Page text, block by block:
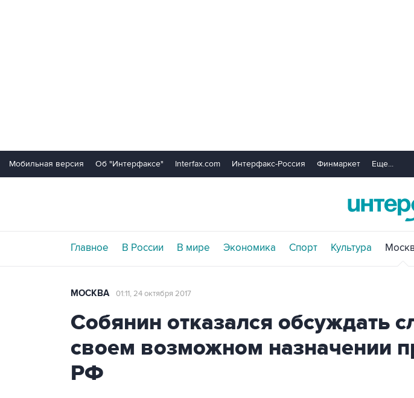
Мобильная версия Об "Интерфаксе" Interfax.com Интерфакс-Россия Финмаркет Еще...
Главное В России В мире Экономика Спорт Культура
МОСКВА 01:11, 24 октября 2017
Собянин отказался обсуждать
своем возможном назначении
РФ